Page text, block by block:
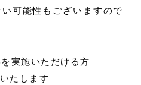
可能性もございますので
実施いただける方
たします